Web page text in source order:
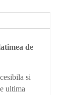
de
si
ultima